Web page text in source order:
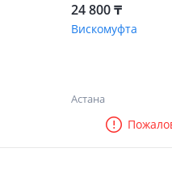
24 800 ₸
Вискомуфта
Астана